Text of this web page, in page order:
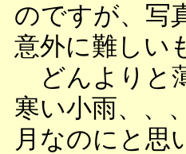
のですが、写
意外に難しい
どんよりと
寒い小雨、、
月なのにと思